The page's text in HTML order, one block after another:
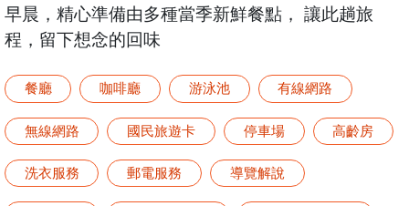
早晨，精心準備由多種當季新鮮餐點， 讓此趟旅
程，留下想念的回味
餐廳 咖啡廳 游泳池 有線網路
無線網路 國民旅遊卡 停車場 高齡房
洗衣服務 郵電服務 導覽解說